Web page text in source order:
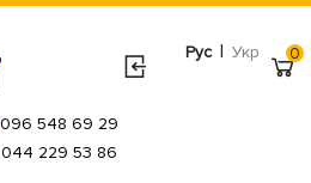
Рус | Укр
096 548 69 29
044 229 53 86
0